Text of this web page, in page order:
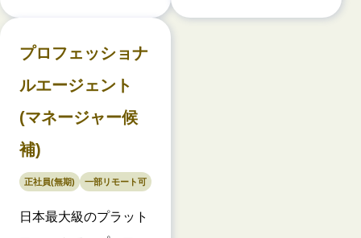
プロフェッショナ
ルエージェント
(マネージャー候
補)
正社員(無期) 一部リモート可
日本最大級のプラット